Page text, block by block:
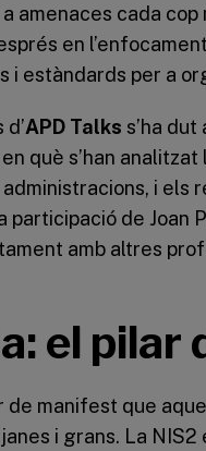
amenaces cada cop
en
i estàndards per a
APD Talks s’ha
què s’han
i els
participació de
amb altres
el pilar
de manifest que
i grans. La